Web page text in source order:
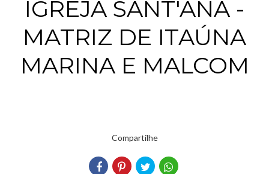
IGREJA SANT'ANA -
MATRIZ DE ITAÚNA
MARINA E MALCOM
Compartilhe